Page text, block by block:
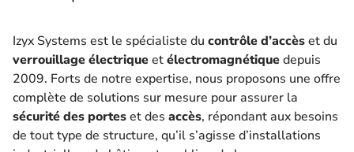
Izyx Systems est le spécialiste du contrôle d’accèset du
verrouillage électriqueetélectromagnétiquedepuis
2009. Forts de notre expertise, nous proposons une offre
complète de solutions sur mesure pour assurer la
sécurité des porteset des accès, répondant aux besoins
de tout type de structure, qu’il s’agisse d’installations